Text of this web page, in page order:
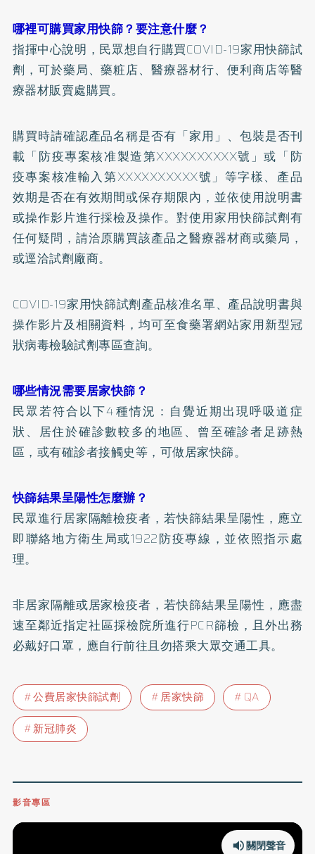
哪裡可購買家用快篩？要注意什麼？
指揮中心說明，民眾想自行購買COVID-19家用快篩試
劑，可於藥局、藥粧店、醫療器材行、便利商店等醫
療器材販賣處購買。
購買時請確認產品名稱是否有「家用」、包裝是否刊
載「防疫專案核准製造第XXXXXXXXXX號」或「防
疫專案核准輸入第XXXXXXXXXX號」等字樣、產品
效期是否在有效期間或保存期限內，並依使用說明書
或操作影片進行採檢及操作。對使用家用快篩試劑有
任何疑問，請洽原購買該產品之醫療器材商或藥局，
或逕洽試劑廠商。
COVID-19家用快篩試劑產品核准名單、產品說明書與
操作影片及相關資料，均可至食藥署網站家用新型冠
狀病毒檢驗試劑專區查詢。
哪些情況需要居家快篩？
民眾若符合以下4種情況：自覺近期出現呼吸道症
狀、居住於確診數較多的地區、曾至確診者足跡熱
區，或有確診者接觸史等，可做居家快篩。
快篩結果呈陽性怎麼辦？
民眾進行居家隔離檢疫者，若快篩結果呈陽性，應立
即聯絡地方衛生局或1922防疫專線，並依照指示處
理。
非居家隔離或居家檢疫者，若快篩結果呈陽性，應盡
速至鄰近指定社區採檢院所進行PCR篩檢，且外出務
必戴好口罩，應自行前往且勿搭乘大眾交通工具。
公費居家快篩試劑 居家快篩
QA
新冠肺炎
影音專區
關閉聲音